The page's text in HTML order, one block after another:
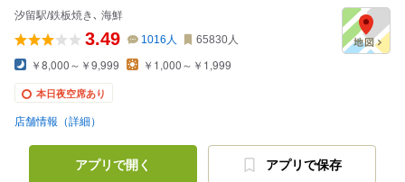
汐留駅/鉄板焼き､ 海鮮
3.49 1016 人 65830人
￥8,000～￥9,999 ￥1,000～￥1,999
本日夜空席あり
店舗情報（詳細）
アプリで開く アプリで保存